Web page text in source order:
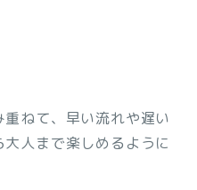
ねて、早い流れや遅い
人まで楽しめるように